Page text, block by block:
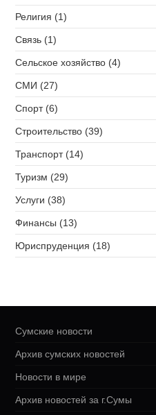
Религия (1)
Связь (1)
Сельское хозяйство (4)
СМИ (27)
Спорт (6)
Строительство (39)
Транспорт (14)
Туризм (29)
Услуги (38)
Финансы (13)
Юриспруденция (18)
Сумские новости
Архив сумских новостей
Новости в мире
Архив новостей за г.Сумы